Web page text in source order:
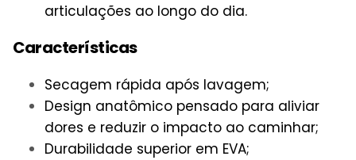
articulações ao longo do dia.
Características
Secagem rápida após lavagem;
Design anatômico pensado para aliviar
dores e reduzir o impacto ao caminhar;
Durabilidade superior em EVA;